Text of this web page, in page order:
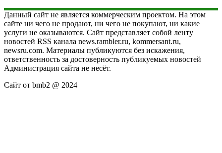
Данный сайт не является коммерческим проектом. На этом
сайте ни чего не продают, ни чего не покупают, ни какие
услуги не оказываются. Сайт представляет собой ленту
новостей RSS канала news.rambler.ru, kommersant.ru,
newsru.com. Материалы публикуются без искажения,
ответственность за достоверность публикуемых новостей
Администрация сайта не несёт.
Сайт от bmb2 @ 2024